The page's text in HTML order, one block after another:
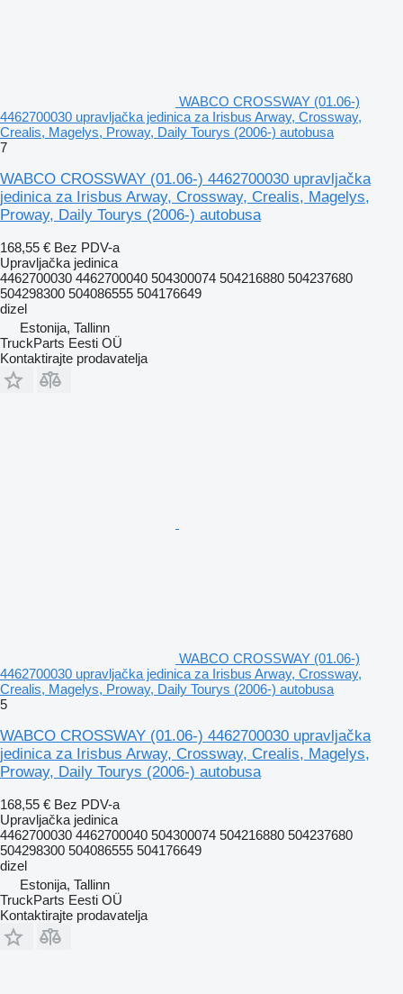
WABCO CROSSWAY (01.06-)
4462700030 upravljačka jedinica za Irisbus Arway, Crossway,
Crealis, Magelys, Proway, Daily Tourys (2006-) autobusa
7
WABCO CROSSWAY (01.06-) 4462700030 upravljačka
jedinica za Irisbus Arway, Crossway, Crealis, Magelys,
Proway, Daily Tourys (2006-) autobusa
168,55 € Bez PDV-a
Upravljačka jedinica
4462700030 4462700040 504300074 504216880 504237680
504298300 504086555 504176649
dizel
Estonija, Tallinn
TruckParts Eesti OÜ
Kontaktirajte prodavatelja
WABCO CROSSWAY (01.06-)
4462700030 upravljačka jedinica za Irisbus Arway, Crossway,
Crealis, Magelys, Proway, Daily Tourys (2006-) autobusa
5
WABCO CROSSWAY (01.06-) 4462700030 upravljačka
jedinica za Irisbus Arway, Crossway, Crealis, Magelys,
Proway, Daily Tourys (2006-) autobusa
168,55 € Bez PDV-a
Upravljačka jedinica
4462700030 4462700040 504300074 504216880 504237680
504298300 504086555 504176649
dizel
Estonija, Tallinn
TruckParts Eesti OÜ
Kontaktirajte prodavatelja